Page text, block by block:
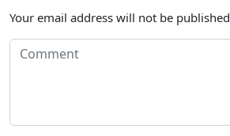
Your email address will not be published